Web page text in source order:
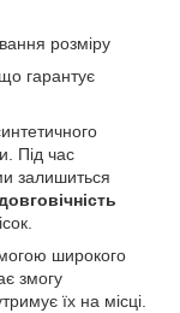
розміру
гарантує
Під час
залишиться
широкого
змогу
їх на місці.